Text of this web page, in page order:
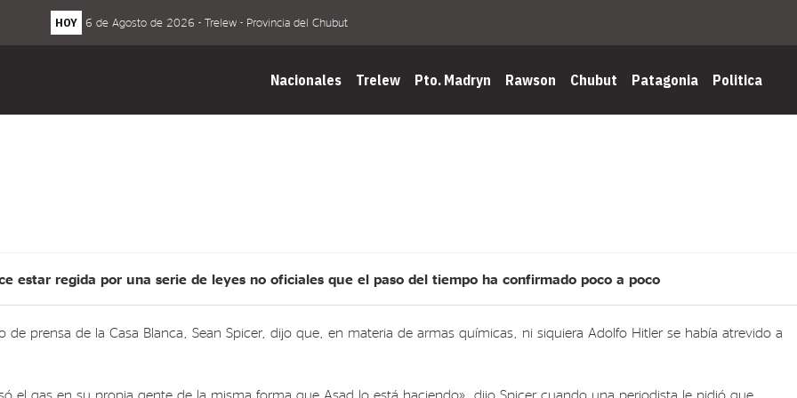
HOY 6 de Agosto de 2026 - Trelew - Provincia del Chubut
Nacionales Trelew Pto. Madryn Rawson Chubut Patagonia Politica
estar regida por una serie de leyes no oficiales que el paso del tiempo ha confirmado poco a poco
prensa de la Casa Blanca, Sean Spicer, dijo que, en materia de armas químicas, ni siquiera Adolfo Hitler se había atrevido a
el gas en su propia gente de la misma forma que Asad lo está haciendo», dijo Spicer cuando una periodista le pidió que